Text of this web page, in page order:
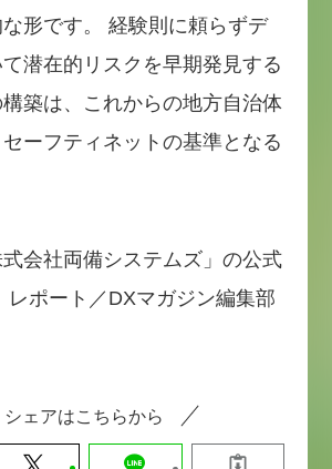
形です。 経験則に頼らずデ
潜在的リスクを早期発見する
築は、これからの地方自治体
ーフティネットの基準となる
会社両備システムズ」の公式
レポート／DXマガジン編集部
シェアはこちらから